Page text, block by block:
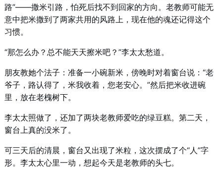
路”——撒米引路，怕死后找不到回家的方向。老教师可能无
意中把米撒到了两家共用的风路上，现在他的魂还记得这个
习惯。
“那怎么办？总不能天天擦米吧？”李太太愁道。
朋友教她个法子：准备一小碗新米，傍晚时对着窗台说：“老
爷子，路认得了，米我收着，您老安心。”然后把米收进碗
里，放在老槐树下。
李太太照做了，还加了两块老教师爱吃的绿豆糕。第二天，
窗台上真的没米了。
可三天后的清晨，窗台又出现了米粒，这次摆成了个“人”字
形。李太太心里一动，想起今天是老教师的头七。